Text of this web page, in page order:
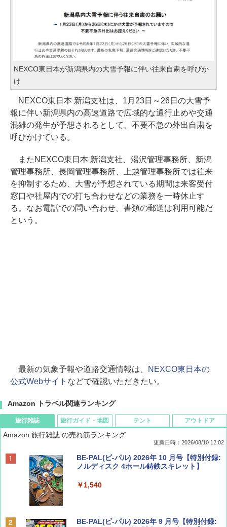
NEXCO東日本が新潟県内の大雪予報に伴い往来自粛を呼びか
け
NEXCO東日本 新潟支社は、1月23日～26日の大雪予
報に伴い新潟県内の高速道路で広域的な通行止めや交通
混雑の発生が予想されるとして、不要不急の外出自粛を
呼びかけている。
またNEXCO東日本 新潟支社、湯沢管理事務所、新潟
管理事務所、長岡管理事務所、上越管理事務所では往来
を抑制するため、大雪が予想されている期間は来客受付
窓口や社屋内での打ち合わせなどの業務を一時休止す
る。なお電話での問い合わせ、書類の郵送は利用可能だ
という。
最新の気象予報や道路交通情報は、
NEXCO東日本の
公式Webサイト などで確認いただきたい。
Amazon トラベル関連ランキング
旅行雑誌
Amazon 旅行雑誌 の売れ筋ランキング
更新日時：2026/08/10 12:02
BE-PAL(ビ-パル) 2026年 10 月号【特別付録:
ノルディスク 4ホール鋳鉄スキレット】
￥1,540
BE-PAL(ビ-パル) 2026年 9 月号【特別付録:
旅行ガイド・地図 テント アウトドア